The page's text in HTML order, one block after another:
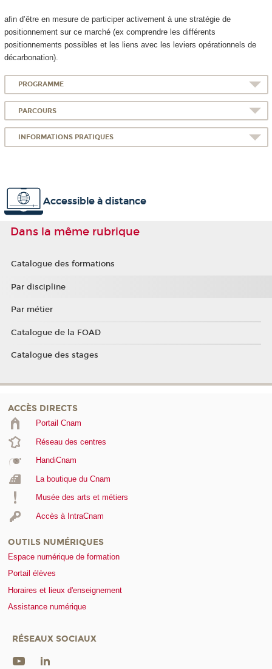
afin d’être en mesure de participer activement à une stratégie de
positionnement sur ce marché (ex comprendre les différents
positionnements possibles et les liens avec les leviers opérationnels de
décarbonation).
PROGRAMME
PARCOURS
INFORMATIONS PRATIQUES
Accessible à distance
Dans la même rubrique
Catalogue des formations
Par discipline
Par métier
Catalogue de la FOAD
Catalogue des stages
ACCÈS DIRECTS
Portail Cnam
Réseau des centres
HandiCnam
La boutique du Cnam
Musée des arts et métiers
Accès à IntraCnam
OUTILS NUMÉRIQUES
Espace numérique de formation
Portail élèves
Horaires et lieux d'enseignement
Assistance numérique
RÉSEAUX SOCIAUX